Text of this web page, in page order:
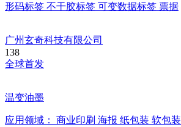
形码标签 不干胶标签 可变数据标签 票据
广州玄奇科技有限公司
138
全球首发
温变油墨
应用领域： 商业印刷 海报 纸包装 软包装